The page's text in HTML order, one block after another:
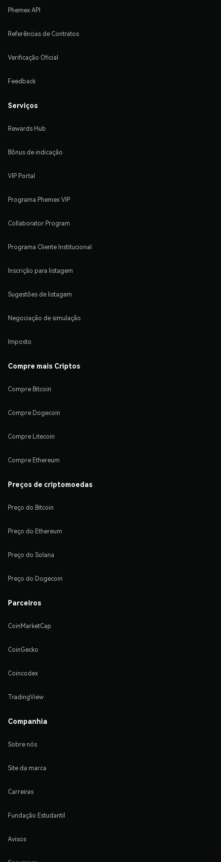
Phemex API
Referências de Contratos
Verificação Oficial
Feedback
Serviços
Rewards Hub
Bônus de indicação
VIP Portal
Programa Phemex VIP
Collaborator Program
Programa Cliente Institucional
Inscrição para listagem
Sugestões de listagem
Negociação de simulação
Imposto
Compre mais Criptos
Compre Bitcoin
Compre Dogecoin
Compre Litecoin
Compre Ethereum
Preços de criptomoedas
Preço do Bitcoin
Preço do Ethereum
Preço do Solana
Preço do Dogecoin
Parceiros
CoinMarketCap
CoinGecko
Coincodex
TradingView
Companhia
Sobre nós
Site da marca
Carreiras
Fundação Estudantil
Avisos